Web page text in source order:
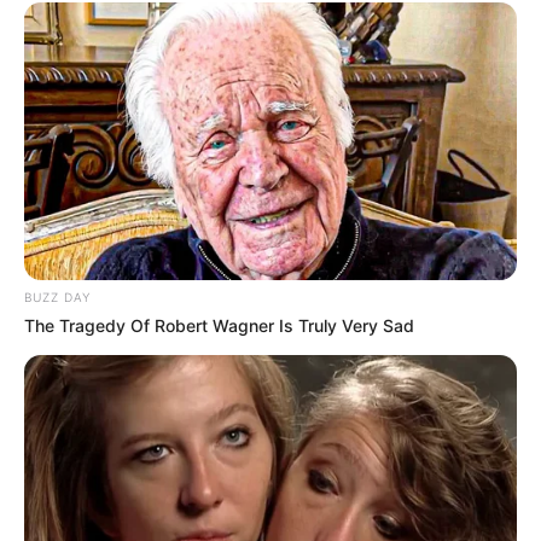
2012. Keduanya memiliki putri bernama Jizzy Pearl Bastian yang
lahir pada 12 Juli 2013.
Kekayaan
Tidak diketahui pasti berapa total kekayaan Marsha Timothy,
kekayaannya berasal dari kariernya sebagai aktris, model.
Kontroversi
–
Fakta Menarik
Merupakan keturunana Palembang, Batak, Tionghoa dan
Jerman.
Telah berkarir sejak tahun 2006, ia telah mengukir banyak
prestasi dibidang seni peran. Ia memenangkan penghargaan
Piala Maya, dengan kategori Pemeran Utama Wanita Terbaik.
BUZZ DAY
The Tragedy Of Robert Wagner Is Truly Very Sad